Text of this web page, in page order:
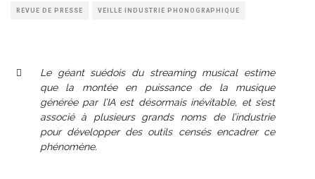
REVUE DE PRESSE VEILLE INDUSTRIE PHONOGRAPHIQUE
Le géant suédois du streaming musical estime
que la montée en puissance de la musique
générée par l’IA est désormais inévitable, et s’est
associé à plusieurs grands noms de l’industrie
pour développer des outils censés encadrer ce
phénomène.